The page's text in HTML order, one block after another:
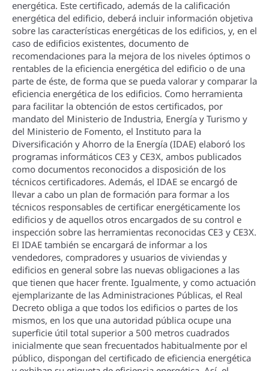
energética. Este certificado, además de la calificación
energética del edificio, deberá incluir información objetiva
sobre las caracterí­sticas energéticas de los edificios, y, en el
caso de edificios existentes, documento de
recomendaciones para la mejora de los niveles óptimos o
rentables de la eficiencia energética del edificio o de una
parte de éste, de forma que se pueda valorar y comparar la
eficiencia energética de los edificios. Como herramienta
para facilitar la obtención de estos certificados, por
mandato del Ministerio de Industria, Energí­a y Turismo y
del Ministerio de Fomento, el Instituto para la
Diversificación y Ahorro de la Energí­a (IDAE) elaboró los
programas informáticos CE3 y CE3X, ambos publicados
como documentos reconocidos a disposición de los
técnicos certificadores. Además, el IDAE se encargó de
llevar a cabo un plan de formación para formar a los
técnicos responsables de certificar energéticamente los
edificios y de aquellos otros encargados de su control e
inspección sobre las herramientas reconocidas CE3 y CE3X.
El IDAE también se encargará de informar a los
vendedores, compradores y usuarios de viviendas y
edificios en general sobre las nuevas obligaciones a las
que tienen que hacer frente. Igualmente, y como actuación
ejemplarizante de las Administraciones Públicas, el Real
Decreto obliga a que todos los edificios o partes de los
mismos, en los que una autoridad pública ocupe una
superficie útil total superior a 500 metros cuadrados
inicialmente que sean frecuentados habitualmente por el
público, dispongan del certificado de eficiencia energética